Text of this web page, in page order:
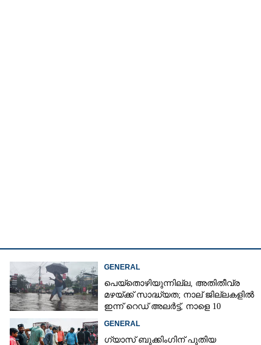
GENERAL
പെയ്തൊഴിയുന്നില്ല, അതിതീവ്ര
മഴയ്ക്ക് സാദ്ധ്യത;​ നാല് ജില്ലകളിൽ
ഇന്ന് റെഡ് അലർട്ട്,​ നാളെ 10
GENERAL
ഗ്യാസ് ബുക്കിംഗിന് പുതിയ